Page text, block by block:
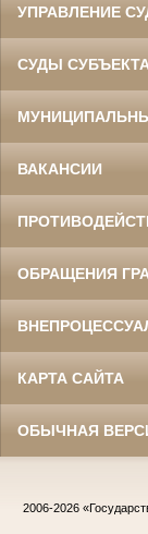
УПРАВЛЕНИЕ
СУДЫ
ВАКАНСИИ
ОБРАЩЕНИЯ
КАРТА САЙТА
ОБЫЧНАЯ
2006-2026